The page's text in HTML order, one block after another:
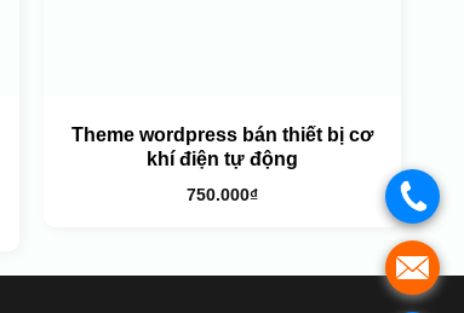
Theme wordpress bán thiết bị cơ
khí điện tự động
750.000₫ .
.